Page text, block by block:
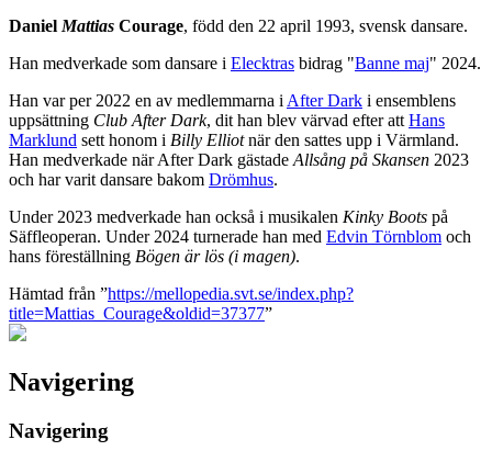
Daniel Mattias Courage, född den 22 april 1993, svensk dansare.
Han medverkade som dansare i Elecktras bidrag "Banne maj" 2024.
Han var per 2022 en av medlemmarna i After Dark i ensemblens
uppsättning Club After Dark, dit han blev värvad efter att Hans
Marklund sett honom i Billy Elliotnär den sattes upp i Värmland.
Han medverkade när After Dark gästade Allsång på Skansen 2023
och har varit dansare bakom Drömhus.
Under 2023 medverkade han också i musikalen Kinky Boots på
Säffleoperan. Under 2024 turnerade han med Edvin Törnblom och
hans föreställning Bögen är lös (i magen).
Hämtad från ”https://mellopedia.svt.se/index.php?
title=Mattias_Courage&oldid=37377”
Navigering
Navigering